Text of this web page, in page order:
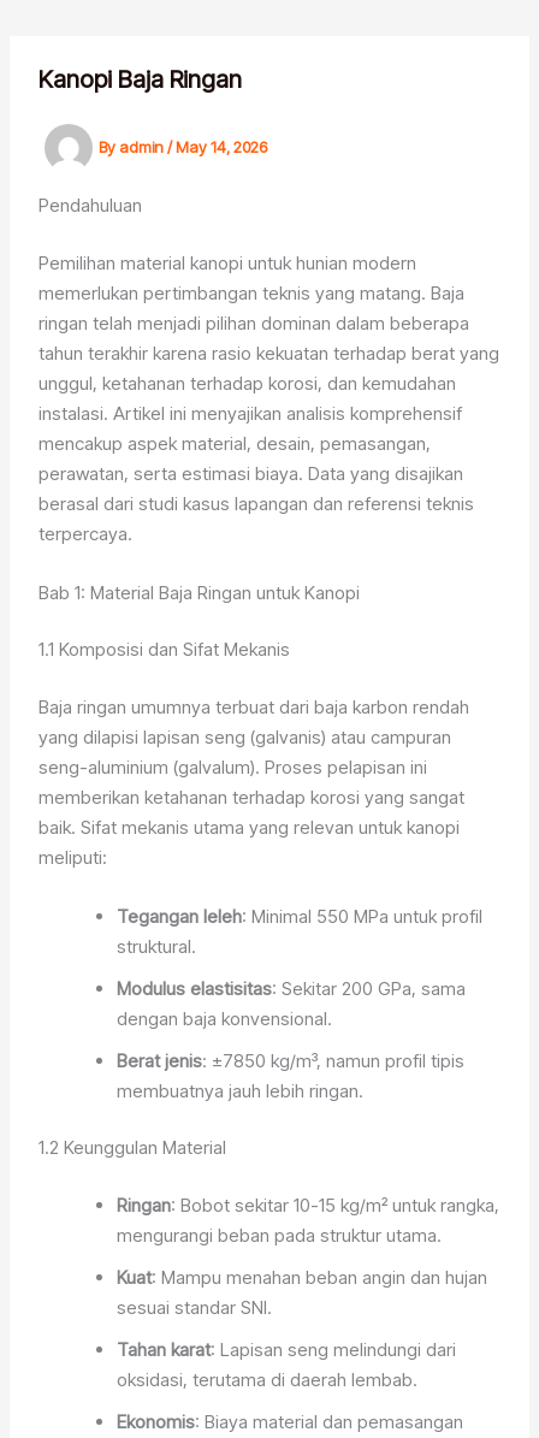
contentKanopi Baja Ringan
Byadmin/May 14, 2026
Pendahuluan
Pemilihan material kanopi untuk hunian modern
memerlukan pertimbangan teknis yang matang. Baja
ringan telah menjadi pilihan dominan dalam beberapa
tahun terakhir karena rasio kekuatan terhadap berat yang
unggul, ketahanan terhadap korosi, dan kemudahan
instalasi. Artikel ini menyajikan analisis komprehensif
mencakup aspek material, desain, pemasangan,
perawatan, serta estimasi biaya. Data yang disajikan
berasal dari studi kasus lapangan dan referensi teknis
terpercaya.
Bab 1: Material Baja Ringan untuk Kanopi
1.1 Komposisi dan Sifat Mekanis
Baja ringan umumnya terbuat dari baja karbon rendah
yang dilapisi lapisan seng (galvanis) atau campuran
seng-aluminium (galvalum). Proses pelapisan ini
memberikan ketahanan terhadap korosi yang sangat
baik. Sifat mekanis utama yang relevan untuk kanopi
meliputi:
Tegangan leleh: Minimal 550 MPa untuk profil
struktural.
Modulus elastisitas: Sekitar 200 GPa, sama
dengan baja konvensional.
Berat jenis: ±7850 kg/m³, namun profil tipis
membuatnya jauh lebih ringan.
1.2 Keunggulan Material
Ringan: Bobot sekitar 10-15 kg/m² untuk rangka,
mengurangi beban pada struktur utama.
Kuat: Mampu menahan beban angin dan hujan
sesuai standar SNI.
Tahan karat: Lapisan seng melindungi dari
oksidasi, terutama di daerah lembab.
Ekonomis: Biaya material dan pemasangan